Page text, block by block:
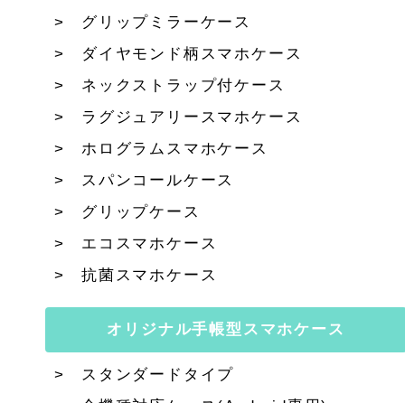
グリップミラーケース
ダイヤモンド柄スマホケース
ネックストラップ付ケース
ラグジュアリースマホケース
ホログラムスマホケース
スパンコールケース
グリップケース
エコスマホケース
抗菌スマホケース
オリジナル手帳型スマホケース
スタンダードタイプ